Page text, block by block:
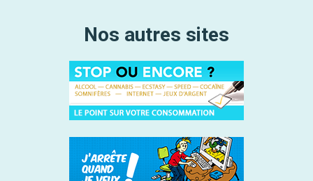
Nos autres sites